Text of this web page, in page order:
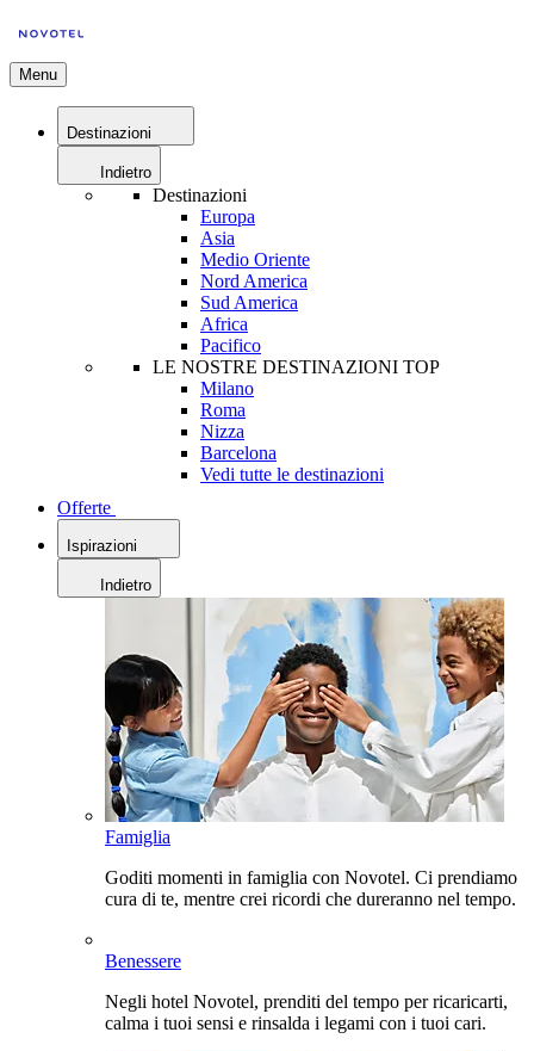
Menu
Destinazioni
Indietro
Destinazioni
Europa
Asia
Medio Oriente
Nord America
Sud America
Africa
Pacifico
LE NOSTRE DESTINAZIONI TOP
Milano
Roma
Nizza
Barcelona
Vedi tutte le destinazioni
Offerte
Ispirazioni
Indietro
Famiglia
Goditi momenti in famiglia con Novotel. Ci prendiamo
cura di te, mentre crei ricordi che dureranno nel tempo.
Benessere
Negli hotel Novotel, prenditi del tempo per ricaricarti,
calma i tuoi sensi e rinsalda i legami con i tuoi cari.